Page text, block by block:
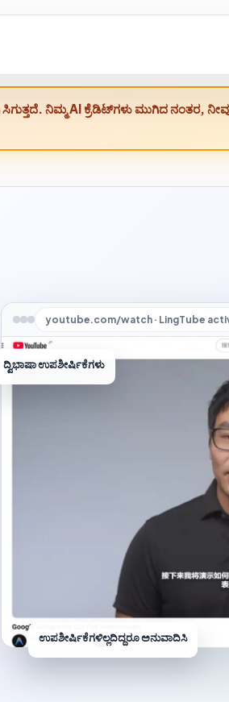
ನಿಮ್ಮ AI ಕ್ರೆಡಿಟ್‌ಗಳು ಮುಗಿದ ನಂತರ,
youtube.com/watch · LingTube
ದ್ವಿಭಾಷಾ ಉಪಶೀರ್ಷಿಕೆಗಳು
ಉಪಶೀರ್ಷಿಕೆಗಳಿಲ್ಲದಿದ್ದರೂ ಅನುವಾದಿಸಿ